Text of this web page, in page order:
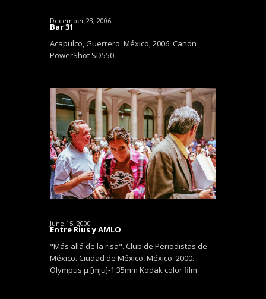
December 23, 2006
Bar 31
Acapulco, Guerrero. México, 2006. Canon
PowerShot SD550.
June 15, 2000
Entre Rius y AMLO
"Más allá de la risa". Club de Periodistas de
México. Ciudad de México, México. 2000.
Olympus μ [mju]-1 35mm Kodak color film.